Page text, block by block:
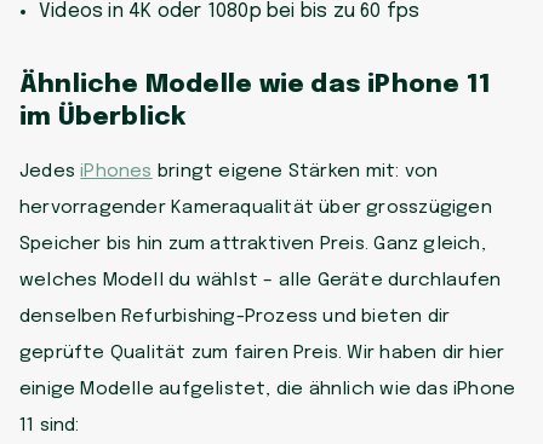
Videos in 4K oder 1080p bei bis zu 60 fps
Ähnliche Modelle wie das iPhone 11
im Überblick
JedesiPhones bringt eigene Stärken mit: von
hervorragender Kameraqualität über grosszügigen
Speicher bis hin zum attraktiven Preis. Ganz gleich,
welches Modell du wählst – alle Geräte durchlaufen
denselben Refurbishing-Prozess und bieten dir
geprüfte Qualität zum fairen Preis. Wir haben dir hier
einige Modelle aufgelistet, die ähnlich wie das iPhone
11 sind: